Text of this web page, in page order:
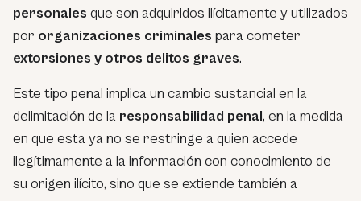
personales que son adquiridos ilícitamente y utilizados
por organizaciones criminales para cometer
extorsiones y otros delitos graves.
Este tipo penal implica un cambio sustancial en la
delimitación de la responsabilidad penal, en la medida
en que esta ya no se restringe a quien accede
ilegítimamente a la información con conocimiento de
su origen ilícito, sino que se extiende también a